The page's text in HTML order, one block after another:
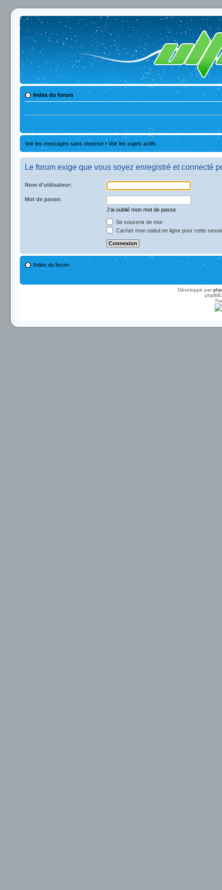
Index du forum
Voir les messages sans réponse • Voir les sujets actifs
Le forum exige que vous soyez enregistré et connecté
Nom d’utilisateur:
Mot de passe:
J’ai oublié mon mot de passe
Se souvenir de moi
Cacher mon statut en ligne pour cette
Index du forum
Développé par